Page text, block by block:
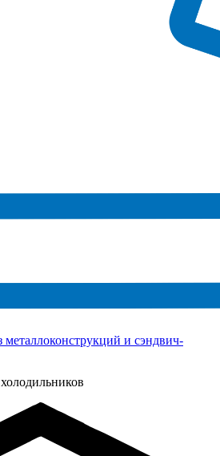
металлоконструкций и сэндвич-